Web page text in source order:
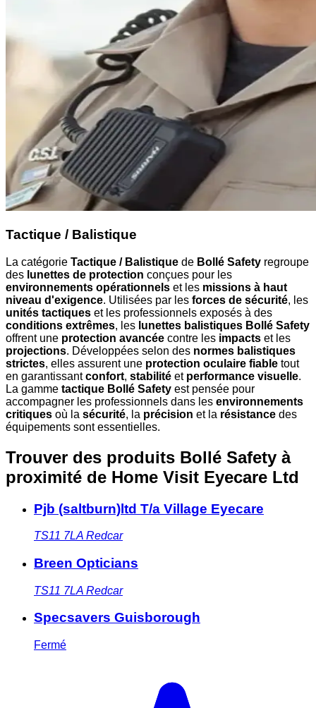
Tactique / Balistique
La catégorie Tactique / Balistique de Bollé Safety regroupe
des lunettes de protection conçues pour les
environnements opérationnels et les missions à haut
niveau d'exigence. Utilisées par les forces de sécurité, les
unités tactiques et les professionnels exposés à des
conditions extrêmes, les lunettes balistiques Bollé Safety
offrent une protection avancée contre les impacts et les
projections. Développées selon des normes balistiques
strictes, elles assurent une protection oculaire fiable tout
en garantissantconfort, stabilité et performance visuelle.
La gamme tactique Bollé Safety est pensée pour
accompagner les professionnels dans les environnements
critiques où la sécurité, la précision et la résistance des
équipements sont essentielles.
Trouver des produits Bollé Safety à
proximité de Home Visit Eyecare Ltd
Pjb (saltburn)ltd T/a Village Eyecare
TS11 7LA Redcar
Breen Opticians
TS11 7LA Redcar
Specsavers Guisborough
Fermé